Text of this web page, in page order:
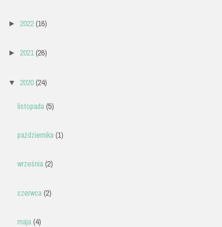
► 2022(16)
► 2021(26)
▼ 2020(24)
listopada(5)
października(1)
września(2)
czerwca(2)
maja(4)